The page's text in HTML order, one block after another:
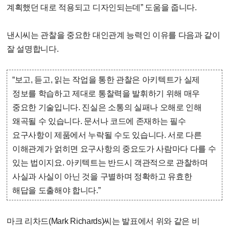
계획했던 대로 적용되고 디자인되는데” 도움을 줍니다.
낸시씨는 관찰을 중요한 대인관계 능력인 이유를 다음과 같이
잘 설명합니다.
“보고, 듣고, 읽는 작업을 통한 관찰은 아키텍트가 실제
정보를 학습하고 제대로 통찰력을 발휘하기 위해 매우
중요한 기술입니다. 진실은 소통의 실패나 오해로 인해
왜곡될 수 있습니다. 문서나 코드에 존재하는 필수
요구사항이 제품에서 누락될 수도 있습니다. 서로 다른
이해관계가 얽히면 요구사항의 중요도가 사람마다 다를 수
있는 법이지요. 아키텍트는 반드시 객관적으로 관찰하며
사실과 사실이 아닌 것을 구별하며 정확하고 유효한
해답을 도출해야 합니다.”
마크 리차드(Mark Richards)씨는 발표에서 위와 같은 비